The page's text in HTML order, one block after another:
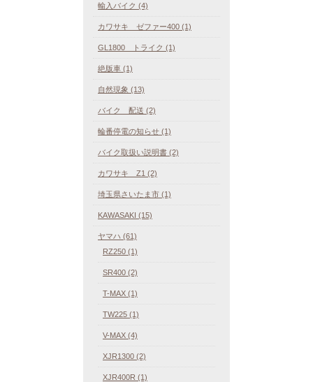
輸入バイク (4)
カワサキ ゼファー400 (1)
GL1800 トライク (1)
絶版車 (1)
自然現象 (13)
バイク 配送 (2)
輪番停電の知らせ (1)
バイク取扱い説明書 (2)
カワサキ Z1 (2)
埼玉県さいたま市 (1)
KAWASAKI (15)
ヤマハ (61)
RZ250 (1)
SR400 (2)
T-MAX (1)
TW225 (1)
V-MAX (4)
XJR1300 (2)
XJR400R (1)